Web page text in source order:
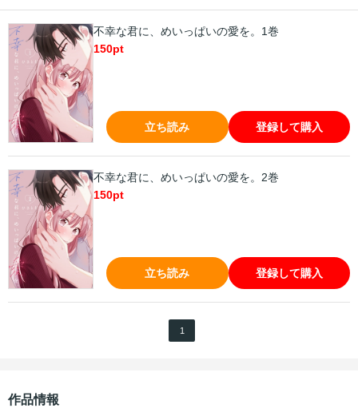
で予想外のトラブルが続いてしまい…。私のせいで彼まで不幸にし
ちゃうのかも…と怯えていたら、仲宗根は「不幸じゃない」と優し
く告げ、そっと触れてきて――不運ごと抱きしめる、少し強引で甘
い恋が動き出す！
不幸な君に、めいっぱいの愛を。1巻
150pt
立ち読み 登録して購入
不幸な君に、めいっぱいの愛を。2巻
150pt
立ち読み 登録して購入
1
作品情報